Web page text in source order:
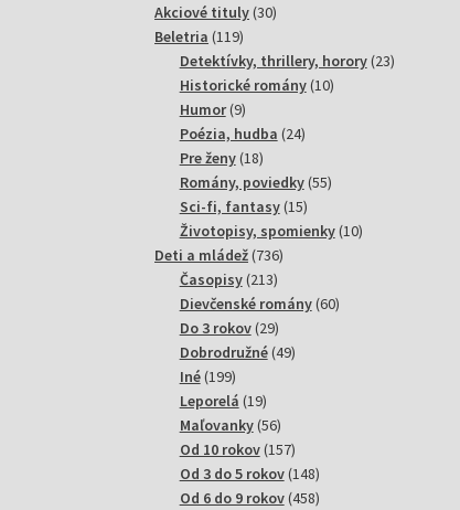
Akciové tituly 3030
Beletria 119119
produktov
Detektívky, thrillery, horory 2323
Historické romány 1010
Humor 99
produktov
Poézia, hudba 2424
Pre ženy 1818
produktov
Romány, poviedky 5555
Sci-fi, fantasy 1515
produktov
Životopisy, spomienky 1010
Deti a mládež 736736
Časopisy 213213
produktov
Dievčenské romány 6060
Do 3 rokov 2929
produktov
Dobrodružné 4949
Iné 199199
produktov
Leporelá 1919
produktov
Maľovanky 5656
produktov
Od 10 rokov 157157
produktov
Od 3 do 5 rokov 148148
produktov
Od 6 do 9 rokov 458458